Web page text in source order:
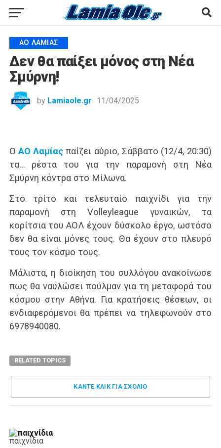
ΑΟ ΛΑΜΊΑΣ
Δεν θα παίξει μόνος στη Νέα
Σμύρνη!
by Lamiaole.gr 11/04/2025
Ο ΑΟ Λαμίας παίζει αύριο, Σάββατο (12/4, 20:30)
τα… ρέστα του για την παραμονή στη Νέα
Σμύρνη κόντρα στο Μίλωνα.
Στο τρίτο και τελευταίο παιχνίδι για την
παραμονή στη Volleyleague γυναικών, τα
κορίτσια του ΑΟΛ έχουν δύσκολο έργο, ωστόσο
δεν θα είναι μόνες τους. Θα έχουν στο πλευρό
τους τον κόσμο τους.
Μάλιστα, η διοίκηση του συλλόγου ανακοίνωσε
πως θα ναυλώσει πούλμαν για τη μεταφορά του
κόσμου στην Αθήνα. Για κρατήσεις θέσεων, οι
ενδιαφερόμενοι θα πρέπει να τηλεφωνούν στο
6978940080.
RELATED TOPICS
ΚΑΝΤΕ ΚΛΊΚ ΓΙΑ ΣΧΌΛΙΟ
παιχνίδια